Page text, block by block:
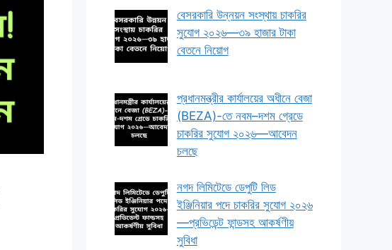
বেসরকারি উন্নয়ন সংস্থায় চাকরির
সুযোগ ২০২৬—৩৯ হাজার টাকা
বেতনে নিয়োগ
প্রধানমন্ত্রীর কার্যালয়ের অধীনে বেজা
(BEZA)-তে নবম–দশম গ্রেডে
চাকরির সুযোগ ২০২৬—আবেদন
চলছে
নগদ লিমিটেডে ডেপুটি লিড
ইঞ্জিনিয়ার পদে চাকরির সুযোগ ২০২৬
—প্রভিডেন্ট ফান্ডসহ আকর্ষণীয়
সুবিধা